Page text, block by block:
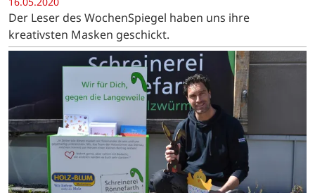
Der Leser des WochenSpiegel haben uns ihre
kreativsten Masken geschickt.